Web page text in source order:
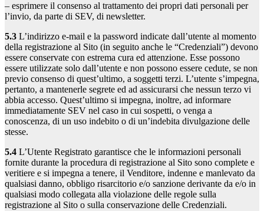
– esprimere il consenso al trattamento dei propri dati personali per
l’invio, da parte di SEV, di newsletter.
5.3 L’indirizzo e-mail e la password indicate dall’utente al momento
della registrazione al Sito (in seguito anche le “Credenziali”) devono
essere conservate con estrema cura ed attenzione. Esse possono
essere utilizzate solo dall’utente e non possono essere cedute, se non
previo consenso di quest’ultimo, a soggetti terzi. L’utente s’impegna,
pertanto, a mantenerle segrete ed ad assicurarsi che nessun terzo vi
abbia accesso. Quest’ultimo si impegna, inoltre, ad informare
immediatamente SEV nel caso in cui sospetti, o venga a
conoscenza, di un uso indebito o di un’indebita divulgazione delle
stesse.
5.4 L’Utente Registrato garantisce che le informazioni personali
fornite durante la procedura di registrazione al Sito sono complete e
veritiere e si impegna a tenere, il Venditore, indenne e manlevato da
qualsiasi danno, obbligo risarcitorio e/o sanzione derivante da e/o in
qualsiasi modo collegata alla violazione delle regole sulla
registrazione al Sito o sulla conservazione delle Credenziali.